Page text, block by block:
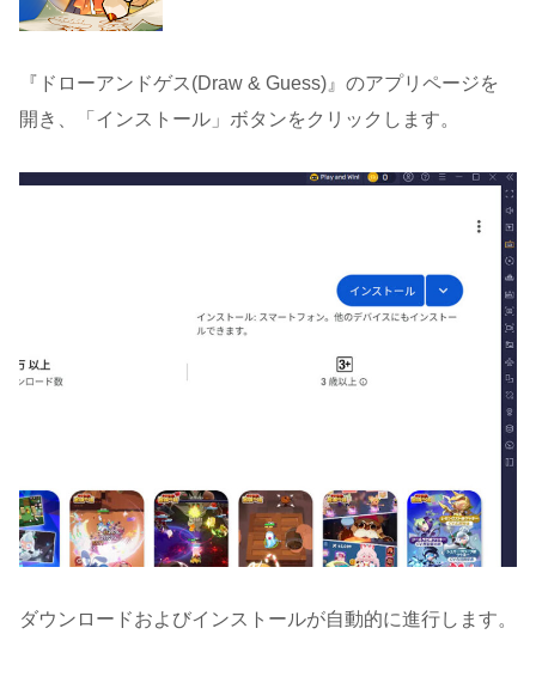
『ドローアンドゲス(Draw & Guess)』のアプリページを
開き、「インストール」ボタンをクリックします。
ダウンロードおよびインストールが自動的に進行します。